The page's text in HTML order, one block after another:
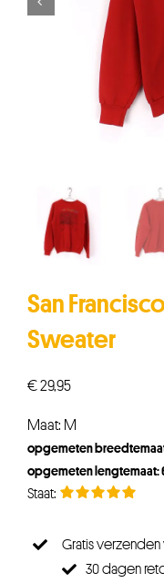
San
Sweater
€29,95
Maat: M
opgemeten
opgemeten lengtemaat:
Gratis verzenden
30 dagen